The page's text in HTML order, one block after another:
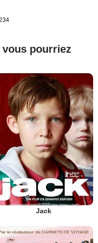
pourriez
Jack